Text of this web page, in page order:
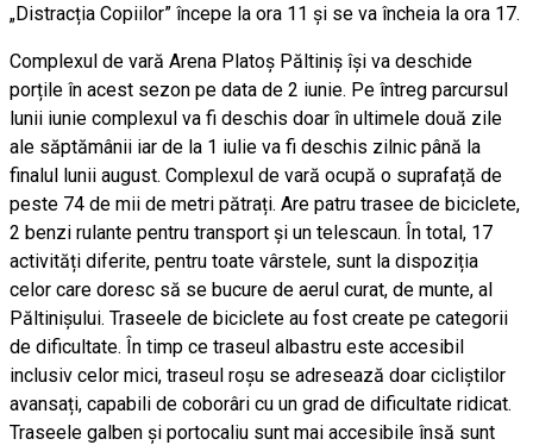
„Distracția Copiilor” începe la ora 11 și se va încheia la ora 17.
Complexul de vară Arena Platoș Păltiniș își va deschide
porțile în acest sezon pe data de 2 iunie. Pe întreg parcursul
lunii iunie complexul va fi deschis doar în ultimele două zile
ale săptămânii iar de la 1 iulie va fi deschis zilnic până la
finalul lunii august. Complexul de vară ocupă o suprafață de
peste 74 de mii de metri pătrați. Are patru trasee de biciclete,
2 benzi rulante pentru transport și un telescaun. În total, 17
activități diferite, pentru toate vârstele, sunt la dispoziția
celor care doresc să se bucure de aerul curat, de munte, al
Păltinișului. Traseele de biciclete au fost create pe categorii
de dificultate. În timp ce traseul albastru este accesibil
inclusiv celor mici, traseul roșu se adresează doar cicliștilor
avansați, capabili de coborâri cu un grad de dificultate ridicat.
Traseele galben și portocaliu sunt mai accesibile însă sunt